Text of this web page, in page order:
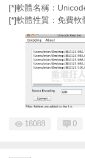
[*]軟體名稱：
[*]軟體性質：免費軟
18088 0